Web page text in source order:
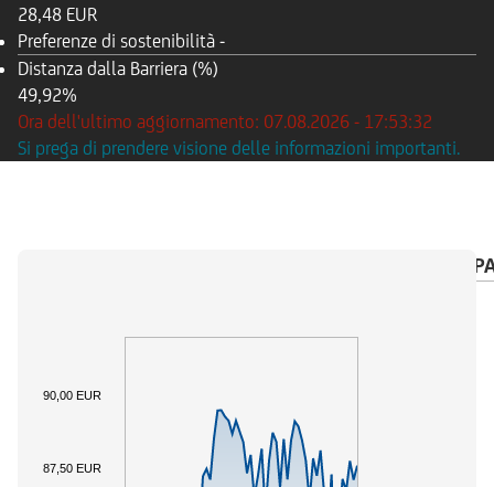
28,48 EUR
Preferenze di sostenibilità -
Distanza dalla Barriera (%)
49,92%
Ora dell'ultimo aggiornamento: 07.08.2026 - 17:53:32
Si prega di prendere visione delle informazioni importanti.
CALENDARIO
87,50 EUR
90,00 EUR